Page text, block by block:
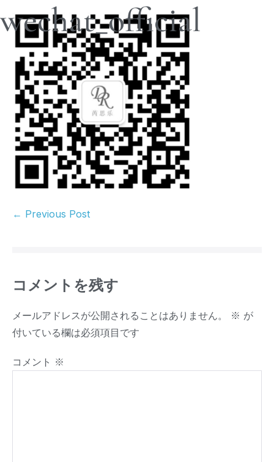
wechat_official
← Previous Post
コメントを残す
メールアドレスが公開されることはありません。 ※ が
付いている欄は必須項目です
コメント ※